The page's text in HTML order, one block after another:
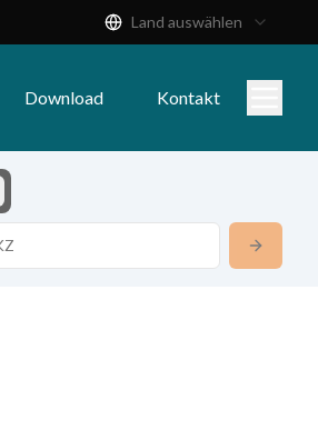
Land auswählen
Download Kontakt